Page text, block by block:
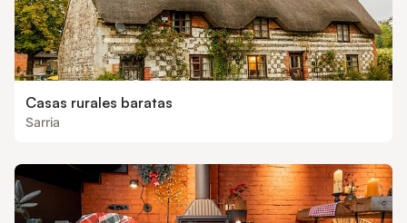
Casas rurales baratas
Sarria